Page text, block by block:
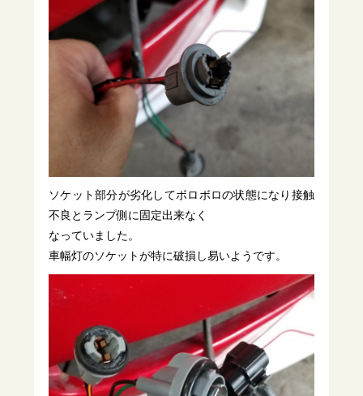
ソケット部分が劣化してボロボロの状態になり接触
不良とランプ側に固定出来なく
なっていました。
車幅灯のソケットが特に破損し易いようです。